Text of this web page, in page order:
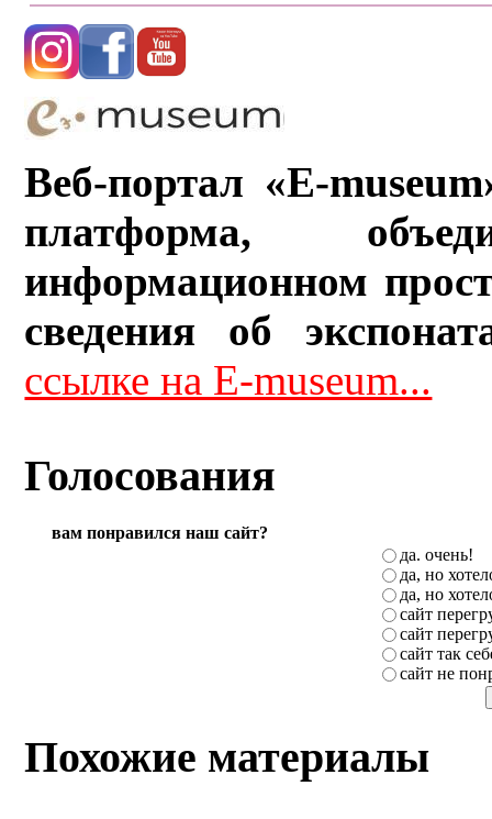
Веб-портал «E-
платформа,
информационном
сведения об
ссылке на E-museum...
Голосования
вам понравился наш сайт?
да. очень!
да, но
да, но
сайт
сайт
сайт так
сайт не
Похожие материалы